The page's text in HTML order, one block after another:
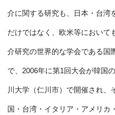
介に関する研究も、日本・台湾
だけではなく、欧米等において
介研究の世界的な学会である国
で、2006年に第1回大会が韓国
川大学（仁川市）で開催され、
国・台湾・イタリア・アメリカ